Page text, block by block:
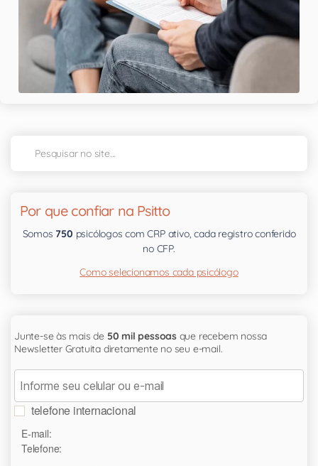
Por que confiar na Psitto
Somos 750 psicólogos com CRP ativo, cada registro conferido
no CFP.
Como selecionamos cada psicólogo
Junte-se às mais de 50 mil pessoasque recebem nossa
Newsletter Gratuita diretamente no seu e-mail.
telefone internacional
E-mail:
Telefone: